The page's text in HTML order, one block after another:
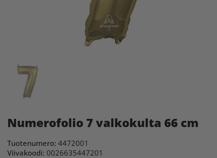
Numerofolio 7 valkokulta 66 cm
Tuotenumero: 4472001
Viivakoodi: 0026635447201